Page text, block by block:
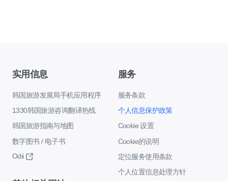
实用信息
韩国旅游发展局手机应用程序
1330韩国旅游咨询翻译热线
韩国旅游指南与地图
数字图书 / 电子书
Odii
服务
服务条款
个人信息保护政策
Cookie 设置
Cookie的说明
定位服务使用条款
个人位置信息处理方针